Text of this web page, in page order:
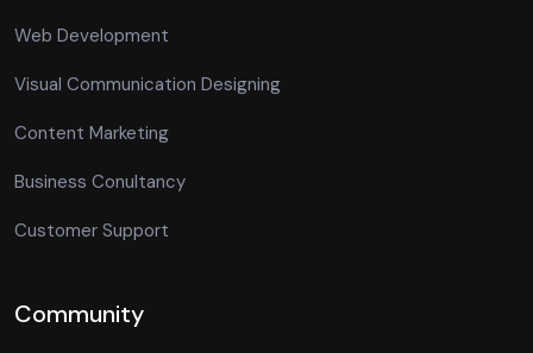
Web Development
Visual Communication Designing
Content Marketing
Business Conultancy
Customer Support
Community